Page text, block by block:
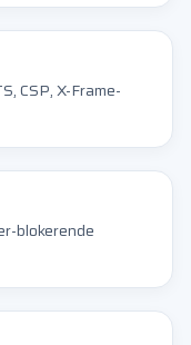
CSP, X-Frame-
blokerende